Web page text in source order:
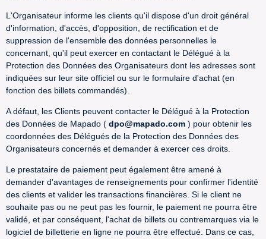
L'Organisateur informe les clients qu'il dispose d'un droit général
d'information, d'accès, d'opposition, de rectification et de
suppression de l'ensemble des données personnelles le
concernant, qu'il peut exercer en contactant le Délégué à la
Protection des Données des Organisateurs dont les adresses sont
indiquées sur leur site officiel ou sur le formulaire d'achat (en
fonction des billets commandés).
A défaut, les Clients peuvent contacter le Délégué à la Protection
des Données de Mapado ( dpo@mapado.com ) pour obtenir les
coordonnées des Délégués de la Protection des Données des
Organisateurs concernés et demander à exercer ces droits.
Le prestataire de paiement peut également être amené à
demander d'avantages de renseignements pour confirmer l'identité
des clients et valider les transactions financières. Si le client ne
souhaite pas ou ne peut pas les fournir, le paiement ne pourra être
validé, et par conséquent, l'achat de billets ou contremarques via le
logiciel de billetterie en ligne ne pourra être effectué. Dans ce cas,